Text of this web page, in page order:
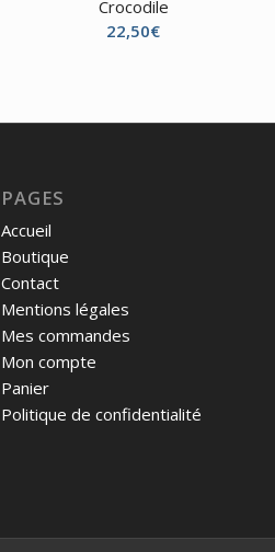
Crocodile
22,50€
PAGES
Accueil
Boutique
Contact
Mentions légales
Mes commandes
Mon compte
Panier
Politique de confidentialité